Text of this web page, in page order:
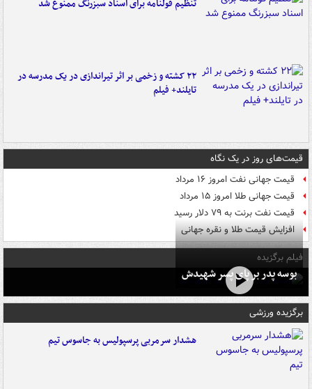
تنظیم قولنامه برای اسناد سبزرنگ ممنوع شد
۲۲ کشته و زخمی بر اثر تیراندازی در یک مدرسه در
تایلند+ فیلم
قیمت‌های روز در یک نگاه
قیمت جهانی نفت امروز ۱۶ مرداد
قیمت جهانی طلا امروز ۱۵ مرداد
قیمت نفت برنت به ۷۹ دلار رسید
افزایش قیمت طلا و نقره جهانی
فیلم برگزیده
بوسه‌ پدر بر پای پسر شهیدش
برگزیده ورزشی
هشدار سرمربی پرسپولیس به جاسوس تیم